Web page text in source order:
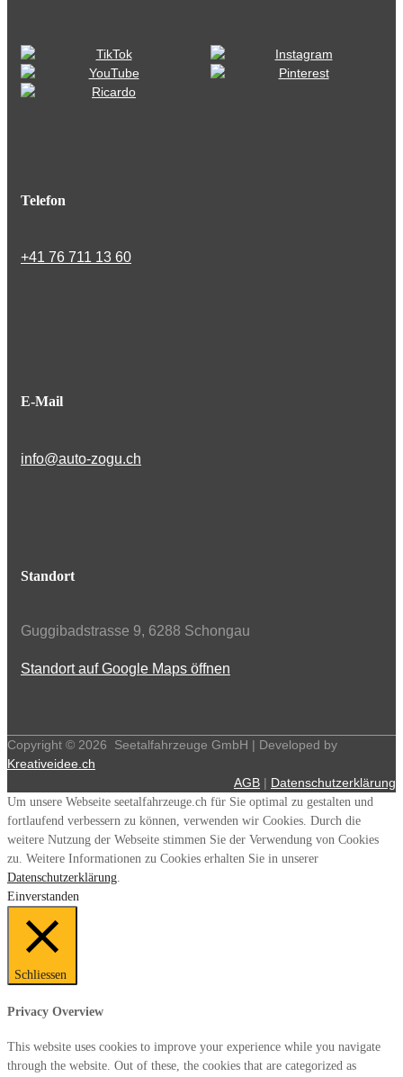
Telefon
+41 76 711 13 60
E-Mail
info@auto-zogu.ch
Standort
Guggibadstrasse 9, 6288 Schongau
Standort auf Google Maps öffnen
Copyright © 2026
Seetalfahrzeuge GmbH | Developed by
Kreativeidee.ch
AGB | Datenschutzerklärung
Um unsere Webseite seetalfahrzeuge.ch für Sie optimal zu gestalten und
fortlaufend verbessern zu können, verwenden wir Cookies. Durch die
weitere Nutzung der Webseite stimmen Sie der Verwendung von Cookies
zu. Weitere Informationen zu Cookies erhalten Sie in unserer
Datenschutzerklärung.
Einverstanden
Schliessen
Privacy Overview
This website uses cookies to improve your experience while you navigate
through the website. Out of these, the cookies that are categorized as